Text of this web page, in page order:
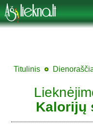
Titulinis
Kalorijų